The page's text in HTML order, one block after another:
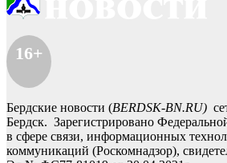
16+
Бердские новости (BERDSK-BN.RU)
Бердск. Зарегистрировано
в сфере связи, информационных
коммуникаций (Роскомнадзор),